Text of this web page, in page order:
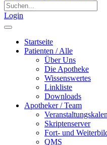
Login
Startseite
Patienten / Alle
Über Uns
Die Apotheke
Wissenswertes
Linkliste
Downloads
Apotheker / Team
Skriptenserver
Fort- und
QMS